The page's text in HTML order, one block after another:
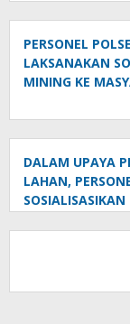
PERSONEL
LAKSANAKAN
MINING KE
WILAYAH
PETAK
DALAM UPAYA
LAHAN,